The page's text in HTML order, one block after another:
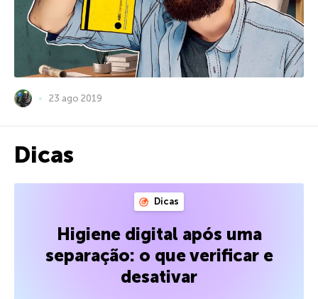
23 ago 2019
Dicas
Dicas
Higiene digital após uma
separação: o que verificar e
desativar